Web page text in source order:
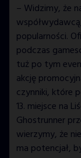
– Widzimy, że
popularności.
podczas
tuż po tym
akcję
czynniki, które
13. miejsce na
Ghostrunner
wierzymy, że
ma potencjał,